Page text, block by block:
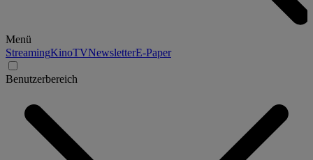
Menü
StreamingKinoTVNewsletterE-Paper
Benutzerbereich